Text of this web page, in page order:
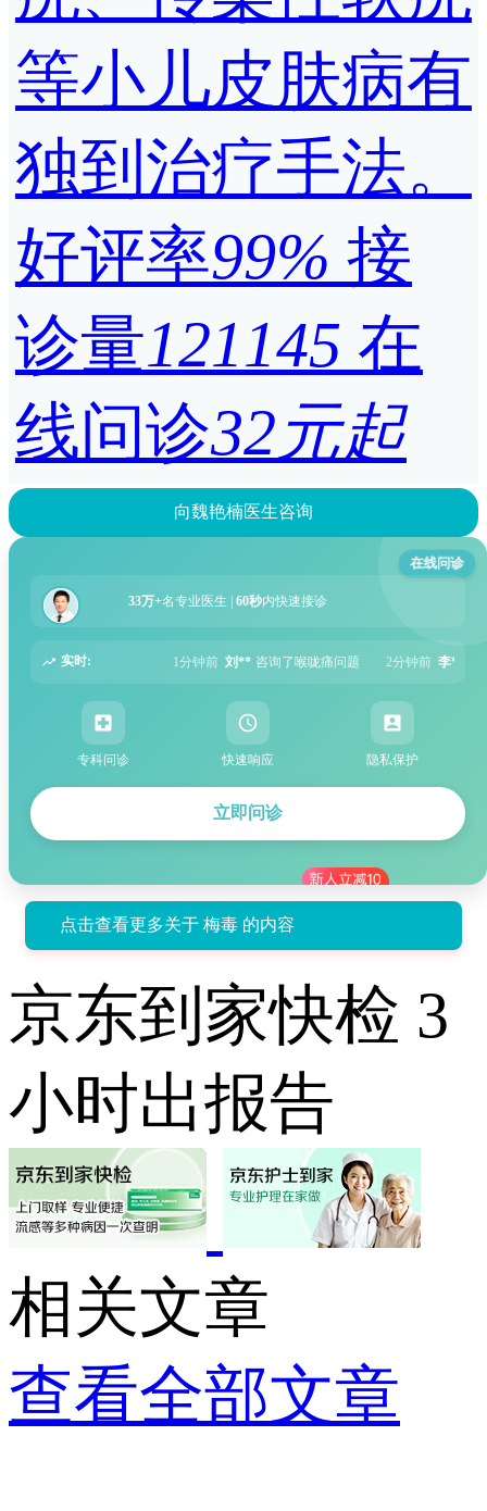
等小儿皮肤病有
独到治疗手法。
好评率99% 接
诊量121145 在
线问诊32元起
向魏艳楠医生咨询
在线问诊
33万+名专业医生 | 60秒内快速接诊
实时:
1分钟前 刘** 咨询了喉咙痛问题 2分钟前 李** 咨询了湿疹问题 5分钟前
专科问诊 快速响应 隐私保护
立即问诊
点击查看更多关于 梅毒 的内容
京东到家快检 3
小时出报告
相关文章
查看全部文章